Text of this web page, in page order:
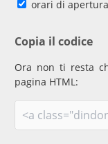
orari di
Copia il codice
Ora non ti resta
pagina HTML: